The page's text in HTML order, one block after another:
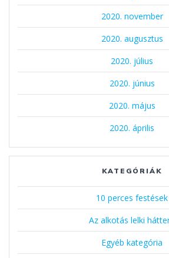
2020. november
2020. augusztus
2020. július
2020. június
2020. május
2020. április
KATEGÓRIÁK
10 perces festések
Az alkotás lelki
Egyéb kategória